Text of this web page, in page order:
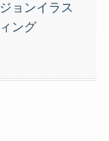
ョンイラス
ング